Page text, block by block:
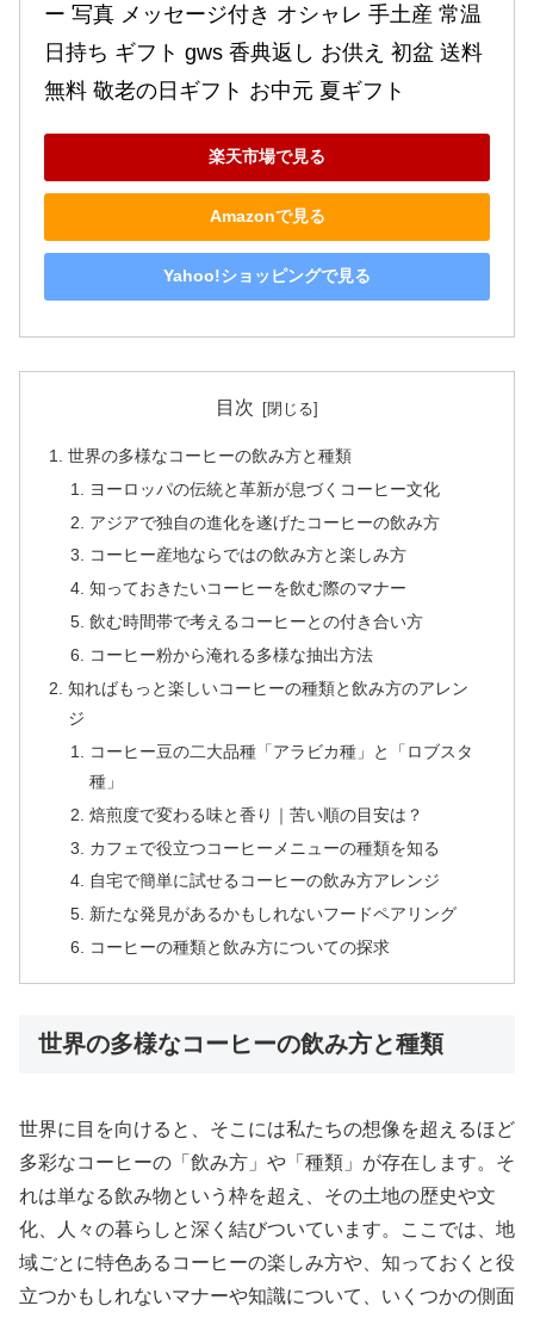
ー 写真 メッセージ付き オシャレ 手土産 常温
日持ち ギフト gws 香典返し お供え 初盆 送料
無料 敬老の日ギフト お中元 夏ギフト
楽天市場で見る
Amazonで見る
Yahoo!ショッピングで見る
目次
世界の多様なコーヒーの飲み方と種類
ヨーロッパの伝統と革新が息づくコーヒー文化
アジアで独自の進化を遂げたコーヒーの飲み方
コーヒー産地ならではの飲み方と楽しみ方
知っておきたいコーヒーを飲む際のマナー
飲む時間帯で考えるコーヒーとの付き合い方
コーヒー粉から淹れる多様な抽出方法
知ればもっと楽しいコーヒーの種類と飲み方のアレン
ジ
コーヒー豆の二大品種「アラビカ種」と「ロブスタ
種」
焙煎度で変わる味と香り｜苦い順の目安は？
カフェで役立つコーヒーメニューの種類を知る
自宅で簡単に試せるコーヒーの飲み方アレンジ
新たな発見があるかもしれないフードペアリング
コーヒーの種類と飲み方についての探求
世界の多様なコーヒーの飲み方と種類
世界に目を向けると、そこには私たちの想像を超えるほど
多彩なコーヒーの「飲み方」や「種類」が存在します。そ
れは単なる飲み物という枠を超え、その土地の歴史や文
化、人々の暮らしと深く結びついています。ここでは、地
域ごとに特色あるコーヒーの楽しみ方や、知っておくと役
立つかもしれないマナーや知識について、いくつかの側面